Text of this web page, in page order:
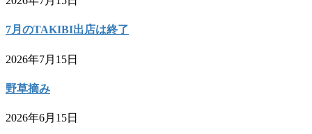
7月のTAKIBI出店は終了
2026年7月15日
野草摘み
2026年6月15日